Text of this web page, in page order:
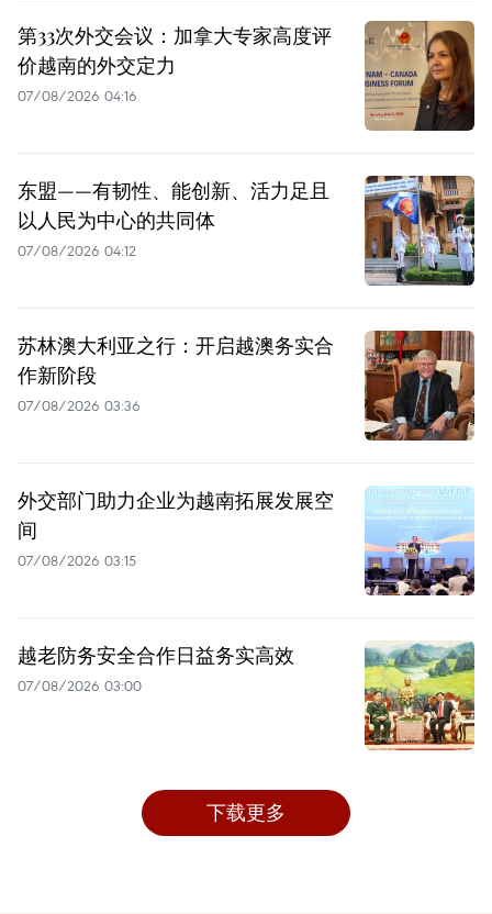
第33次外交会议：加拿大专家高度评
价越南的外交定力
07/08/2026 04:16
东盟——有韧性、能创新、活力足且
以人民为中心的共同体
07/08/2026 04:12
苏林澳大利亚之行：开启越澳务实合
作新阶段
07/08/2026 03:36
外交部门助力企业为越南拓展发展空
间
07/08/2026 03:15
越老防务安全合作日益务实高效
07/08/2026 03:00
下载更多